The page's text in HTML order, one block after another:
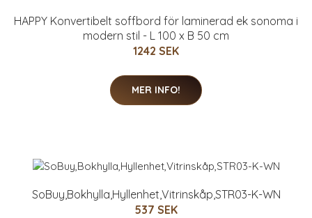
HAPPY Konvertibelt soffbord för laminerad ek sonoma i
modern stil - L 100 x B 50 cm
1242 SEK
MER INFO!
SoBuy,Bokhylla,Hyllenhet,Vitrinskåp,STR03-K-WN
537 SEK